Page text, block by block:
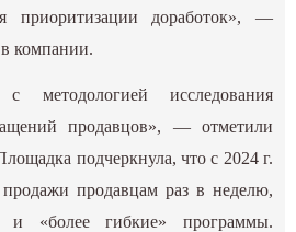
приоритизации доработок», —
компании.
исследования
продавцов», — отметили
подчеркнула, что с 2024 г.
продавцам раз в неделю,
«более гибкие» программы.